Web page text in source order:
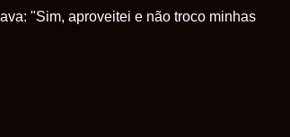
"Sim, aproveitei e não troco minhas